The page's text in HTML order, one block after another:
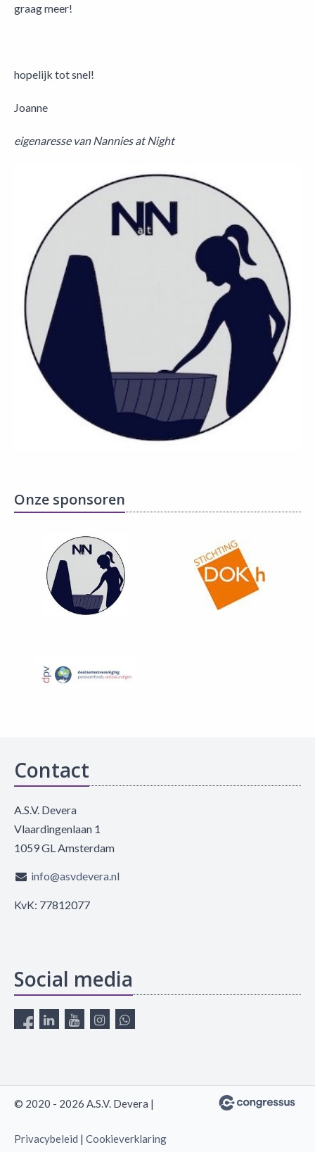
graag meer!
hopelijk tot snel!
Joanne
eigenaresse van Nannies at Night
Onze sponsoren
Contact
A.S.V. Devera
Vlaardingenlaan 1
1059 GL Amsterdam
info@asvdevera.nl
KvK: 77812077
Social media
© 2020 - 2026 A.S.V. Devera |
Privacybeleid | Cookieverklaring